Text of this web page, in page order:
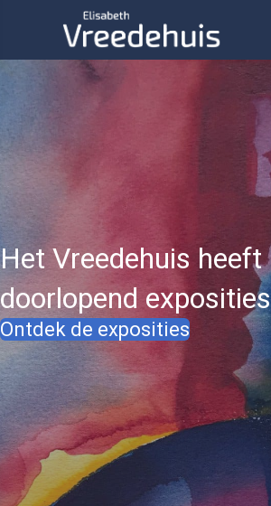
Het Vreedehuis heeft
doorlopend exposities
Ontdek de exposities